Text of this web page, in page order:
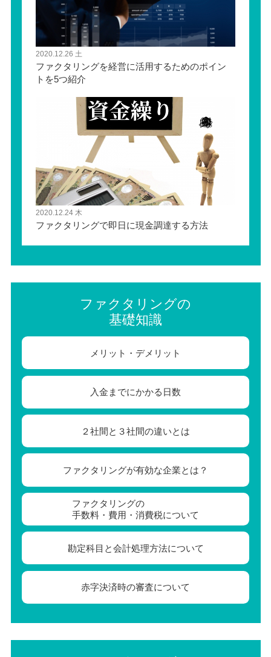
2020.12.26 土
ファクタリングを経営に活用するためのポイン
トを5つ紹介
2020.12.24 木
ファクタリングで即日に現金調達する方法
ファクタリングの
基礎知識
メリット・デメリット
入金までにかかる日数
２社間と３社間の違いとは
ファクタリングが有効な企業とは？
ファクタリングの
手数料・費用・消費税について
勘定科目と会計処理方法について
赤字決済時の審査について